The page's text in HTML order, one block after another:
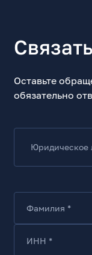
Оставьте
обязательно
Юридическое
Фамилия *
ИНН *